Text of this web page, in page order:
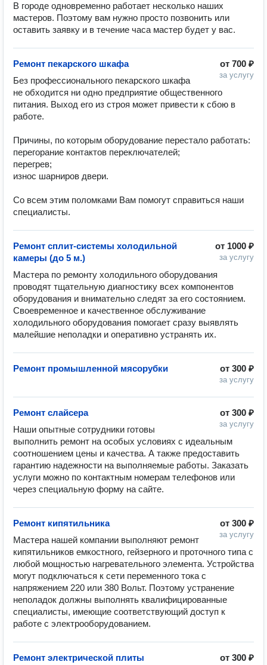
В городе одновременно работает несколько наших
мастеров. Поэтому вам нужно просто позвонить или
оставить заявку и в течение часа мастер будет у вас.
от 700 ₽
за услугу
Ремонт пекарского шкафа
Без профессионального пекарского шкафа
не обходится ни одно предприятие общественного
питания. Выход его из строя может привести к сбою в
работе.
Причины, по которым оборудование перестало работать:
перегорание контактов переключателей;
перегрев;
износ шарниров двери.
Со всем этим поломками Вам помогут справиться наши
специалисты.
от 1000 ₽
за услугу
Ремонт сплит-системы холодильной
камеры (до 5 м.)
Мастера по ремонту холодильного оборудования
проводят тщательную диагностику всех компонентов
оборудования и внимательно следят за его состоянием.
Своевременное и качественное обслуживание
холодильного оборудования помогает сразу выявлять
малейшие неполадки и оперативно устранять их.
от 300 ₽
за услугу
Ремонт промышленной мясорубки
от 300 ₽
за услугу
Ремонт слайсера
Наши опытные сотрудники готовы
выполнить ремонт на особых условиях с идеальным
соотношением цены и качества. А также предоставить
гарантию надежности на выполняемые работы. Заказать
услуги можно по контактным номерам телефонов или
через специальную форму на сайте.
от 300 ₽
за услугу
Ремонт кипятильника
Мастера нашей компании выполняют ремонт
кипятильников емкостного, гейзерного и проточного типа с
любой мощностью нагревательного элемента. Устройства
могут подключаться к сети переменного тока с
напряжением 220 или 380 Вольт. Поэтому устранение
неполадок должны выполнять квалифицированные
специалисты, имеющие соответствующий доступ к
работе с электрооборудованием.
от 300 ₽
Ремонт электрической плиты